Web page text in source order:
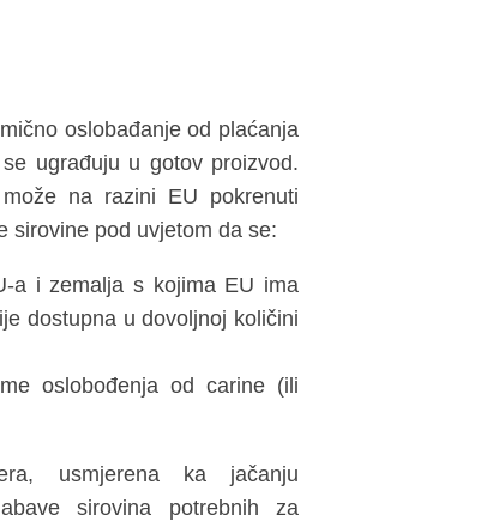
oslobađanje od plaćanja
ugrađuju u gotov proizvod.
na razini EU pokrenuti
sirovine pod uvjetom da se:
a i zemalja s kojima EU ima
dostupna u dovoljnoj količini
oslobođenja od carine (ili
usmjerena ka jačanju
sirovina potrebnih za